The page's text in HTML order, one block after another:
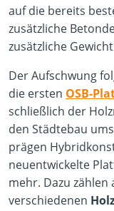
auf die bereits
zusätzliche
zusätzliche
Der Aufschwung
die ersten OSB-
schließlich der
den Städtebau
prägen
neuentwickelte
mehr. Dazu
verschiedenen